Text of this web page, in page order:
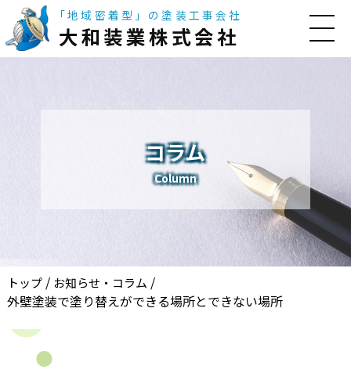
「地域密着型」の塗装工事会社
大和装業株式会社
コラム
Column
トップ/ お知らせ・コラム /
外壁塗装で塗り替えができる場所とできない場所